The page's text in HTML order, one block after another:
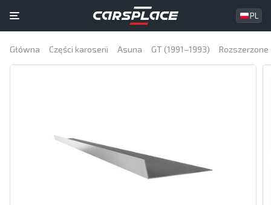
PL
Główna Części karoserii Asuna GT (1991–1993)